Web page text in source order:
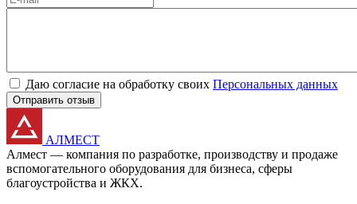
Даю согласие на обработку своих Персональных данных
Отправить отзыв
АЛМЕСТ
Алмест — компания по разработке, производству и продаже
вспомогательного оборудования для бизнеса, сферы
благоустройства и ЖКХ.